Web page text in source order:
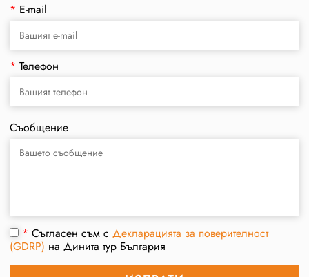
* E-mail
* Телефон
Съобщение
*Съгласен съм сДекларацията за поверителност
(GDRP) на Динита тур България